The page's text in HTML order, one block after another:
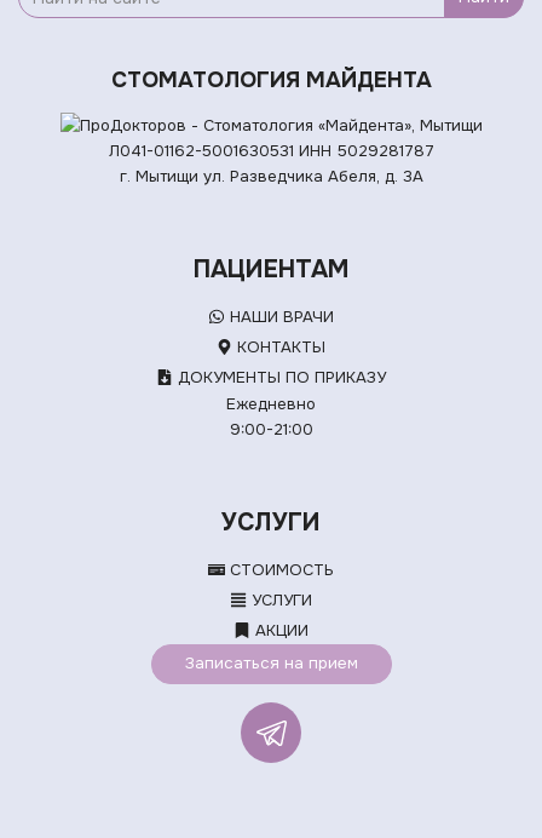
СТОМАТОЛОГИЯ МАЙДЕНТА
Л041-01162-5001630531 ИНН 5029281787
г. Мытищи ул. Разведчика Абеля, д. 3А
ПАЦИЕНТАМ
НАШИ ВРАЧИ
КОНТАКТЫ
ДОКУМЕНТЫ ПО ПРИКАЗУ
Ежедневно
9:00-21:00
УСЛУГИ
СТОИМОСТЬ
УСЛУГИ
АКЦИИ
Записаться на прием